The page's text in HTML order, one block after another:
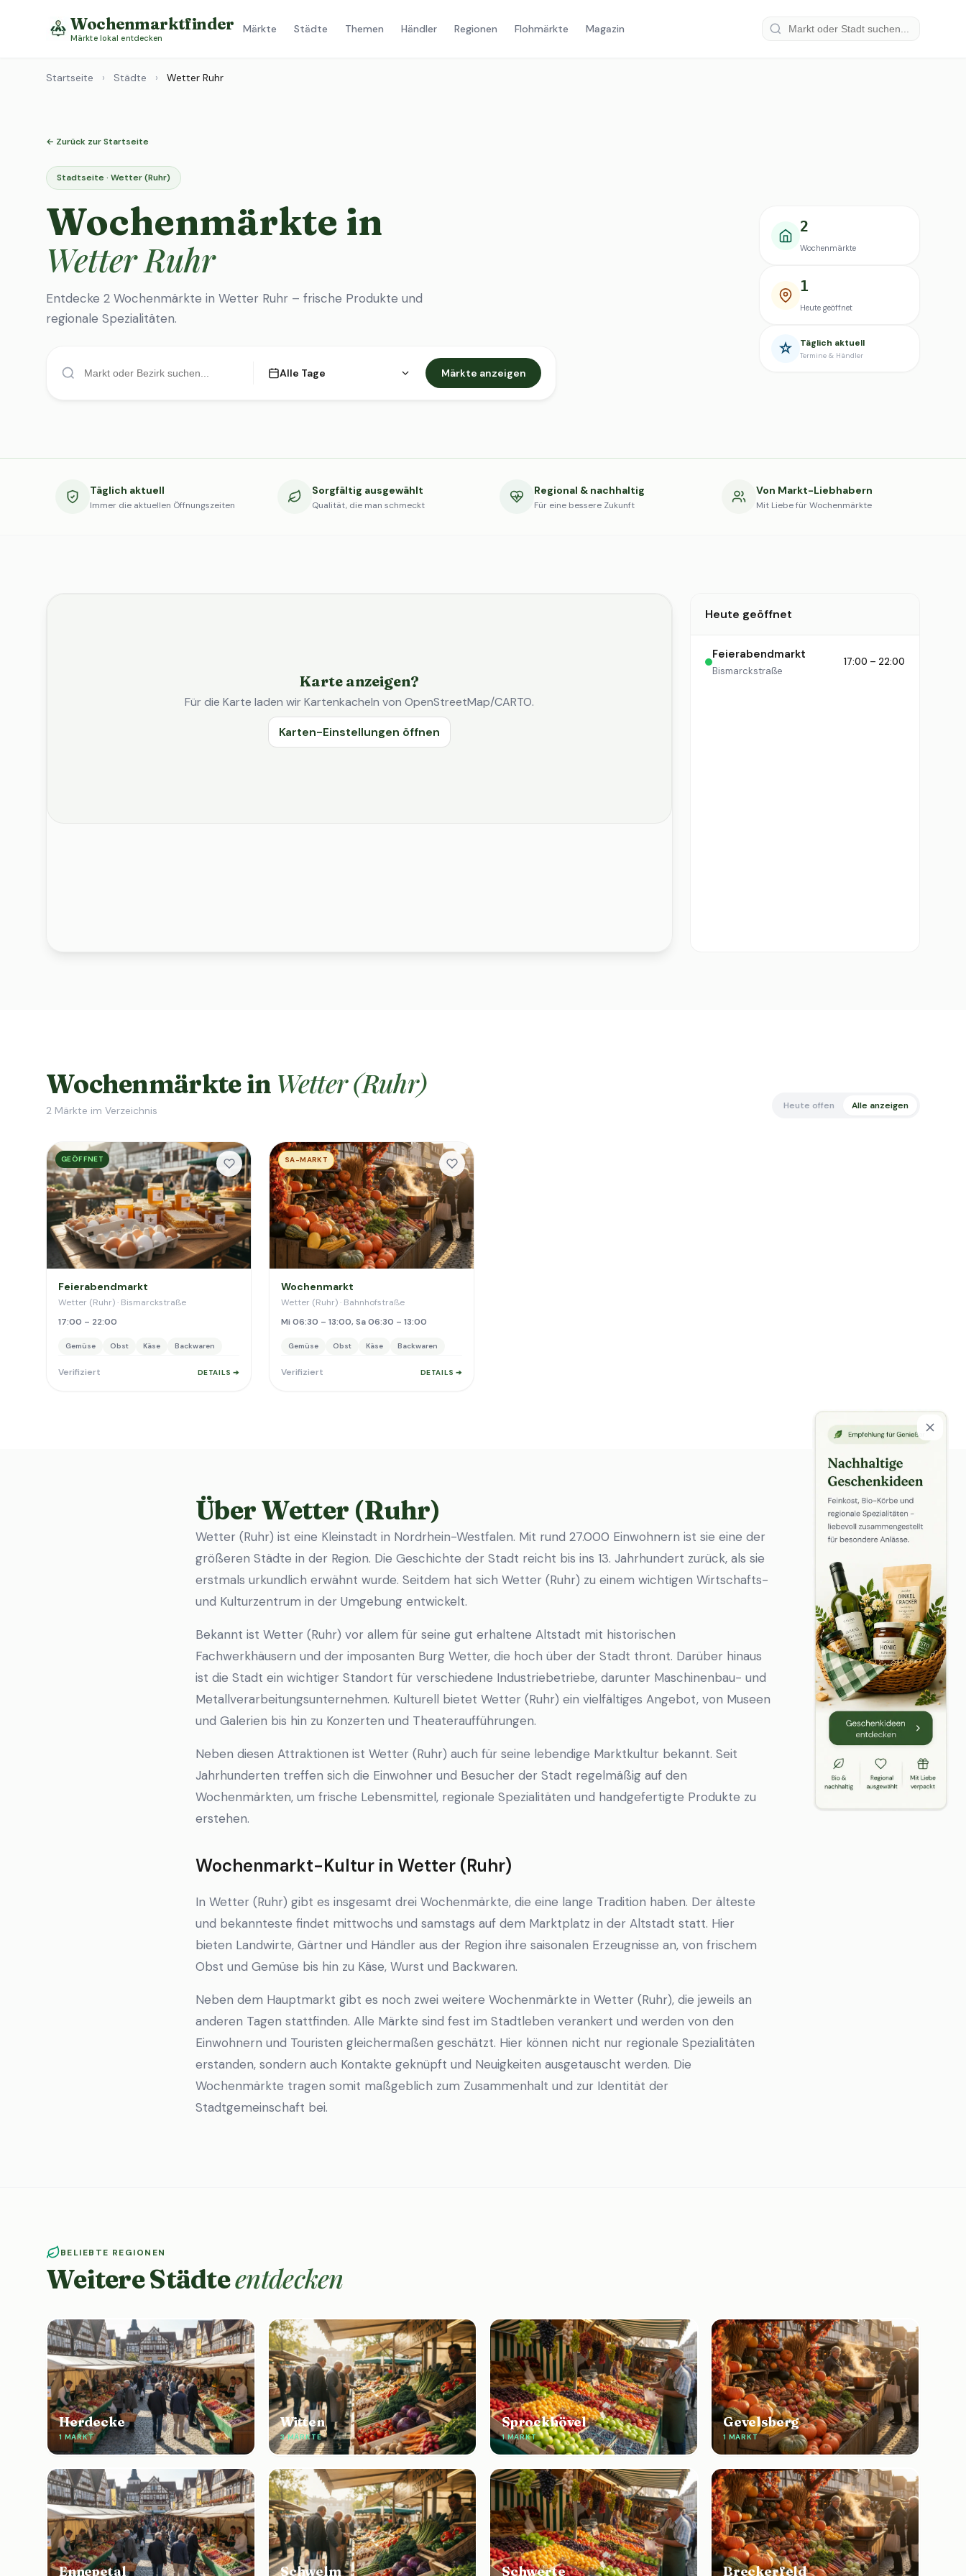
Wochenmarktfinder
Märkte lokal entdecken
Märkte Städte Themen Händler Regionen Flohmärkte Magazin
Startseite › Städte › Wetter Ruhr
← Zurück zur Startseite
Stadtseite · Wetter (Ruhr)
Wochenmärkte in
Wetter Ruhr
Entdecke 2 Wochenmärkte in Wetter Ruhr – frische Produkte und
regionale Spezialitäten.
Alle Tage Märkte anzeigen
2
Wochenmärkte
1
Heute geöffnet
Täglich aktuell
Termine & Händler
Täglich aktuell
Immer die aktuellen Öffnungszeiten
Sorgfältig ausgewählt
Qualität, die man schmeckt
Regional & nachhaltig
Für eine bessere Zukunft
Von Markt-Liebhabern
Mit Liebe für Wochenmärkte
Karte anzeigen?
Für die Karte laden wir Kartenkacheln von OpenStreetMap/CARTO.
Karten-Einstellungen öffnen
Heute geöffnet
Feierabendmarkt
Bismarckstraße
17:00 – 22:00
Wochenmärkte in Wetter (Ruhr)
2 Märkte im Verzeichnis Heute offen Alle anzeigen
GEÖFFNET
Feierabendmarkt
Wetter (Ruhr) · Bismarckstraße
17:00 – 22:00
Gemüse Obst Käse Backwaren
Verifiziert DETAILS ➔
SA-MARKT
Wochenmarkt
Wetter (Ruhr) · Bahnhofstraße
Mi 06:30 – 13:00, Sa 06:30 – 13:00
Gemüse Obst Käse Backwaren
Verifiziert DETAILS ➔
Über Wetter (Ruhr)
Wetter (Ruhr) ist eine Kleinstadt in Nordrhein-Westfalen. Mit rund 27.000 Einwohnern ist sie eine der
größeren Städte in der Region. Die Geschichte der Stadt reicht bis ins 13. Jahrhundert zurück, als sie
erstmals urkundlich erwähnt wurde. Seitdem hat sich Wetter (Ruhr) zu einem wichtigen Wirtschafts-
und Kulturzentrum in der Umgebung entwickelt.
Bekannt ist Wetter (Ruhr) vor allem für seine gut erhaltene Altstadt mit historischen
Fachwerkhäusern und der imposanten Burg Wetter, die hoch über der Stadt thront. Darüber hinaus
ist die Stadt ein wichtiger Standort für verschiedene Industriebetriebe, darunter Maschinenbau- und
Metallverarbeitungsunternehmen. Kulturell bietet Wetter (Ruhr) ein vielfältiges Angebot, von Museen
und Galerien bis hin zu Konzerten und Theateraufführungen.
Neben diesen Attraktionen ist Wetter (Ruhr) auch für seine lebendige Marktkultur bekannt. Seit
Jahrhunderten treffen sich die Einwohner und Besucher der Stadt regelmäßig auf den
Wochenmärkten, um frische Lebensmittel, regionale Spezialitäten und handgefertigte Produkte zu
erstehen.
Wochenmarkt-Kultur in Wetter (Ruhr)
In Wetter (Ruhr) gibt es insgesamt drei Wochenmärkte, die eine lange Tradition haben. Der älteste
und bekannteste findet mittwochs und samstags auf dem Marktplatz in der Altstadt statt. Hier
bieten Landwirte, Gärtner und Händler aus der Region ihre saisonalen Erzeugnisse an, von frischem
Obst und Gemüse bis hin zu Käse, Wurst und Backwaren.
Neben dem Hauptmarkt gibt es noch zwei weitere Wochenmärkte in Wetter (Ruhr), die jeweils an
anderen Tagen stattfinden. Alle Märkte sind fest im Stadtleben verankert und werden von den
Einwohnern und Touristen gleichermaßen geschätzt. Hier können nicht nur regionale Spezialitäten
erstanden, sondern auch Kontakte geknüpft und Neuigkeiten ausgetauscht werden. Die
Wochenmärkte tragen somit maßgeblich zum Zusammenhalt und zur Identität der
Stadtgemeinschaft bei.
BELIEBTE REGIONEN
Weitere Städteentdecken
Herdecke
1 MARKT
Witten
3 MÄRKTE
Sprockhövel
1 MARKT
Gevelsberg
1 MARKT
Ennepetal Schwelm Schwerte Breckerfeld